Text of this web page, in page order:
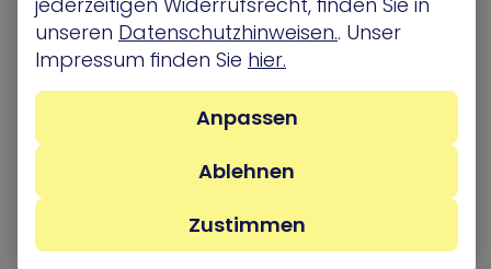
Verbesserte
Sicherheitsmaßnahmen
Flexible Datenintegration über mehr als 700 APIs:
Untersuchungszeit, um Probleme zu beheben,
Automatisieren Sie Sicherheitsprozesse dank einer
unseren Datenschutzhinweisen.. Unser
Impressum finden Sie hier.
Ablehnen
Zustimmen
Anpassen